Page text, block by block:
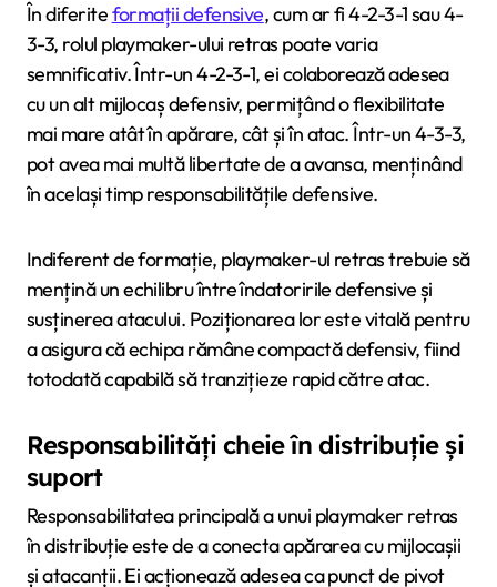
În diferiteformații defensive, cum ar fi 4-2-3-1 sau 4-
3-3, rolul playmaker-ului retras poate varia
semnificativ. Într-un 4-2-3-1, ei colaborează adesea
cu un alt mijlocaș defensiv, permițând o flexibilitate
mai mare atât în apărare, cât și în atac. Într-un 4-3-3,
pot avea mai multă libertate de a avansa, menținând
în același timp responsabilitățile defensive.
Indiferent de formație, playmaker-ul retras trebuie să
mențină un echilibru între îndatoririle defensive și
susținerea atacului. Poziționarea lor este vitală pentru
a asigura că echipa rămâne compactă defensiv, fiind
totodată capabilă să tranzițieze rapid către atac.
Responsabilități cheie în distribuție și
suport
Responsabilitatea principală a unui playmaker retras
în distribuție este de a conecta apărarea cu mijlocașii
și atacanții. Ei acționează adesea ca punct de pivot